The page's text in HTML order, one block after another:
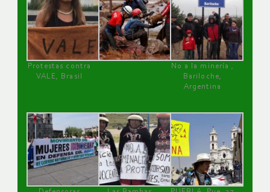
Protestas contra
VALE, Brasil
No a la minería ,
Bariloche,
Argentina